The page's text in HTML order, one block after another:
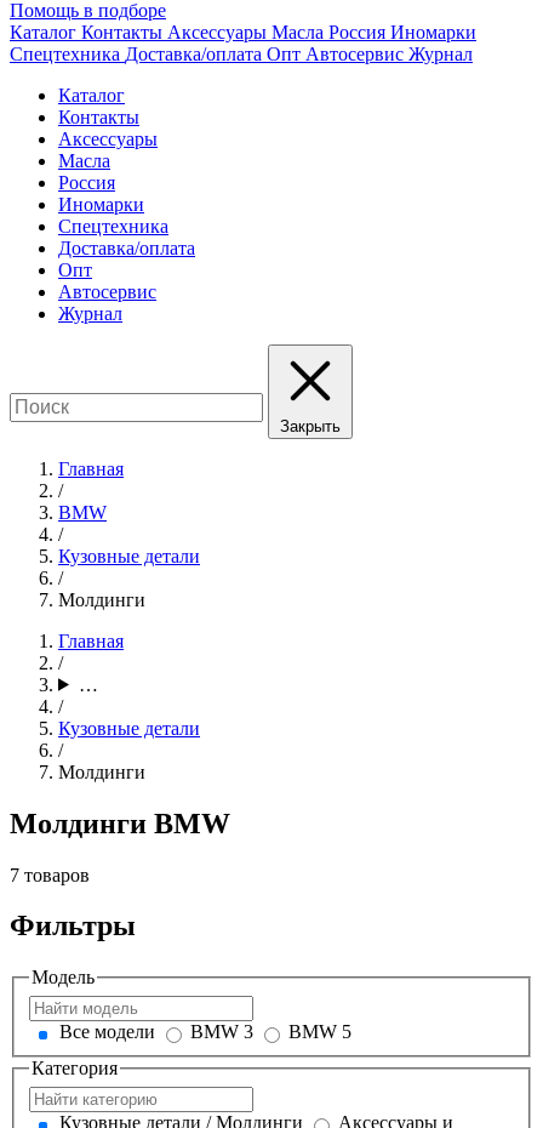
Помощь в подборе
Каталог Контакты Аксессуары Масла Россия Иномарки
Спецтехника Доставка/оплата Опт Автосервис Журнал
Каталог
Контакты
Аксессуары
Масла
Россия
Иномарки
Спецтехника
Доставка/оплата
Опт
Автосервис
Журнал
Закрыть
Главная
/
BMW
/
Кузовные детали
/
Молдинги
Главная
/
…
/
Кузовные детали
/
Молдинги
Молдинги BMW
7 товаров
Фильтры
Модель
Все модели BMW 3
BMW 5
Категория
Кузовные детали / Молдинги Аксессуары и